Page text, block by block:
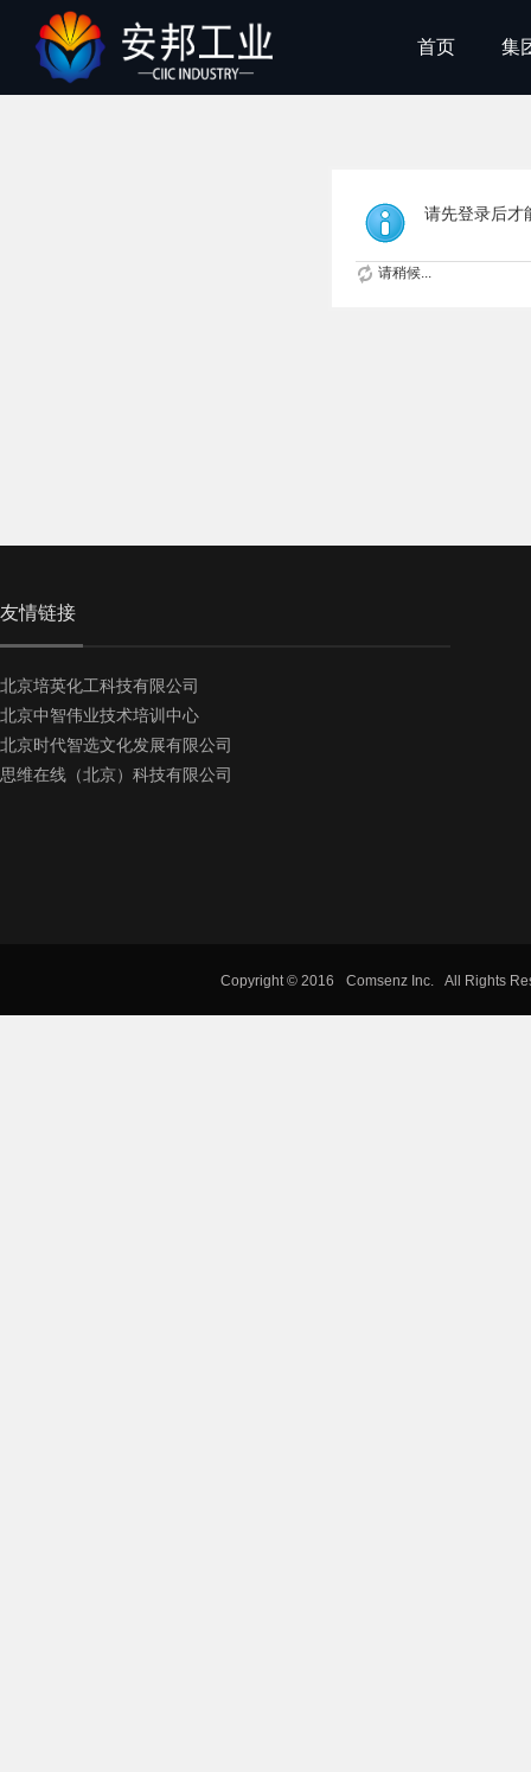
首页 集
请先登录后才
请稍候...
友情链接
北京培英化工科技有限公司
北京中智伟业技术培训中心
北京时代智选文化发展有限公司
思维在线（北京）科技有限公司
Copyright © 2016 Comsenz Inc. All Rights